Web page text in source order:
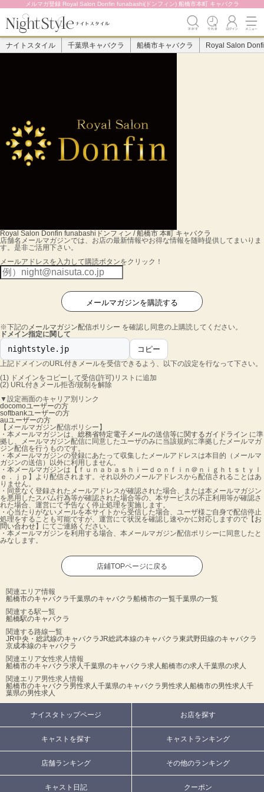
メルマガ登録 Royal Salon Donfin funabashi(ドンフィン) 船橋市本町 キャバクラ
ナイトスタイル 千葉県キャバクラ 船橋市キャバクラ Royal Salon
Royal Salon Donfin funabashi ドンフィン / 船橋市 本町 キャバクラ
店舗名メールマガジンでは、お店の最新情報やお得な情報を随時提供してまいりま
す。是非ご活用下さい。
メールアドレスを入力して購読ボタンをクリック！
※下記のメールマガジン配信ポリシー を確認し同意の上購読してください。
ドメイン指定に関して
nightstyle.jp コピー
上記ドメインのURL付きメールを受信できるよう、以下の設定を行なって下さい。
(1) ドメインをコピーして受信(許可)リストに追加
(2) URL付きメール拒否/規制を解除
▼設定画面のキャリア別リンク
docomoユーザーの方
softbankユーザーの方
auユーザーの方
【メールマガジン配信ポリシー】
・本メールマガジンは、 総務省特定電子メールの送信等に関するガイドライン に準
拠し、メールマガジン配信に同意したユーザのみに当該規約に準拠したメールマガ
ジン配信を行うものです。
・本メールマガジンの登録にあたって収集したメールアドレスは本目的（メールマ
ガジンの送信）以外に利用しません。
・本メールマガジンは【ｆｕｎａｂａｓｈｉーｄｏｎｆｉｎ＠ｎｉｇｈｔｓｔｙｌ
ｅ．ｊｐ】より配信されます。それ以外のメールアドレスから配信されることはあ
りません。
・同意なく登録されたメールアドレスが確認された場合、または本メールマガジン
を悪用したスパム行為等が確認された場合等の、本サービスの不正利用等が確認さ
れた場合、運営にて予告なく停止処理を実施します。
・心当たりがないメールを本サイトから受信した場合、ユーザ様ご自身で配信停止
処理をすることも可能ですが、運営にて状況を確認し速やかに対応しますので【 お
問い合わせ】にてご連絡ください。
・本メールマガジンを利用する場合、本メールマガジン配信ポリシーに同意したと
みなします。
店鋪TOPページに戻る
関連エリア情報
船橋市のキャバクラ千葉県のキャバクラ船橋市の一覧千葉県の一覧
関連する駅一覧
船橋駅のキャバクラ
関連する路線一覧
JR中央・総武線のキャバクラJR総武本線のキャバクラ東武野田線のキャバクラ
京成本線のキャバクラ
関連エリア女性求人情報
船橋市のキャバクラ求人千葉県のキャバクラ求人船橋市の求人千葉県の求人
関連エリア男性求人情報
船橋市のキャバクラ男性求人千葉県のキャバクラ男性求人船橋市の男性求人千
葉県の男性求人
ナイスタトップページ お店を探す
キャストを探す キャストランキング
店舗ランキング その他のランキング
キャスト日記 クーポン